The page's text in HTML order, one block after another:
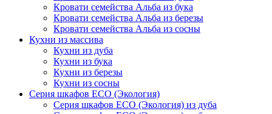
Кровати семейства Альба из бука
Кровати семейства Альба из березы
Кровати семейства Альба из сосны
Кухни из массива
Кухни из дуба
Кухни из бука
Кухни из березы
Кухни из сосны
Серия шкафов ECO (Экология)
Серия шкафов ECO (Экология) из дуба